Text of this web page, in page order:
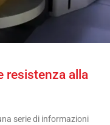
resistenza alla
serie di informazioni